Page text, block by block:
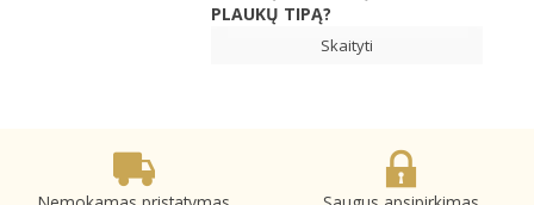
PLAUKŲ TIPĄ?
Skaityti